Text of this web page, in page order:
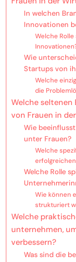
In welchen
Innovationen
Welche
Wie
Startups von
Welche
die
Welche seltenen
von Frauen in
Wie
unter Frauen?
Welche
Welche Rolle
Wie können
strukturiert
Welche
unternehmen,
verbessern?
Was sind die